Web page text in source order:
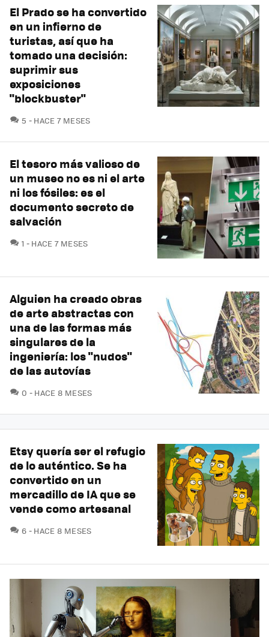
El Prado se ha convertido
en un infierno de
turistas, así que ha
tomado una decisión:
suprimir sus
exposiciones
"blockbuster"
5 COMENTARIOS
HACE 7 MESES
El tesoro más valioso de
un museo no es ni el arte
ni los fósiles: es el
documento secreto de
salvación
1 COMENTARIOS
HACE 7 MESES
Alguien ha creado obras
de arte abstractas con
una de las formas más
singulares de la
ingeniería: los "nudos"
de las autovías
0 COMENTARIOS
HACE 8 MESES
Etsy quería ser el refugio
de lo auténtico. Se ha
convertido en un
mercadillo de IA que se
vende como artesanal
6 COMENTARIOS
HACE 8 MESES